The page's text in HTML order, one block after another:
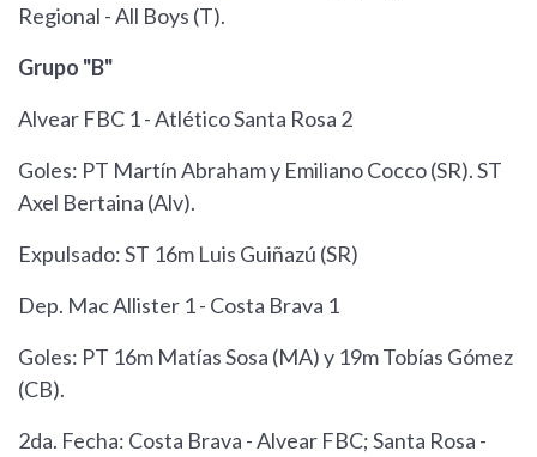
Regional - All Boys (T).
Grupo "B"
Alvear FBC 1 - Atlético Santa Rosa 2
Goles: PT Martín Abraham y Emiliano Cocco (SR). ST
Axel Bertaina (Alv).
Expulsado: ST 16m Luis Guiñazú (SR)
Dep. Mac Allister 1 - Costa Brava 1
Goles: PT 16m Matías Sosa (MA) y 19m Tobías Gómez
(CB).
2da. Fecha: Costa Brava - Alvear FBC; Santa Rosa -